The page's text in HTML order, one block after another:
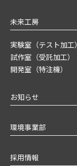
未来工房
実験室（テスト加工）
試作室（受託加工）
開発室（特注機）
お知らせ
環境事業部
採用情報